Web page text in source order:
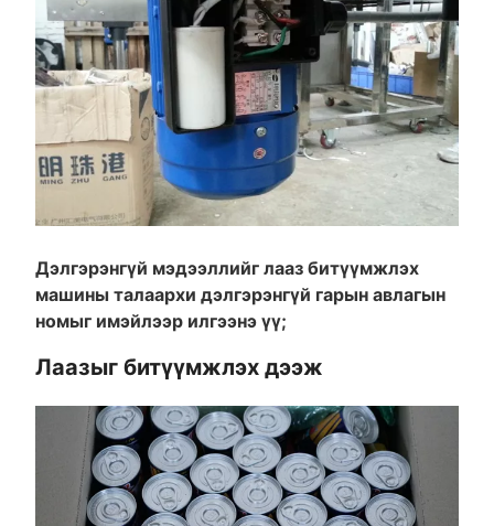
Дэлгэрэнгүй мэдээллийг лааз битүүмжлэх
машины талаархи дэлгэрэнгүй гарын авлагын
номыг имэйлээр илгээнэ үү;
Лаазыг битүүмжлэх дээж